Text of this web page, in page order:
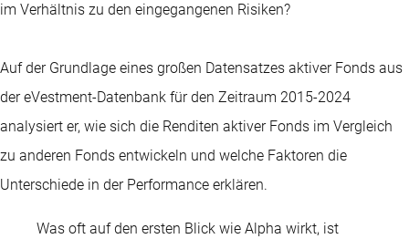
im Verhältnis zu den eingegangenen Risiken?
Auf der Grundlage eines großen Datensatzes aktiver Fonds aus
der eVestment-Datenbank für den Zeitraum 2015-2024
analysiert er, wie sich die Renditen aktiver Fonds im Vergleich
zu anderen Fonds entwickeln und welche Faktoren die
Unterschiede in der Performance erklären.
Was oft auf den ersten Blick wie Alpha wirkt, ist